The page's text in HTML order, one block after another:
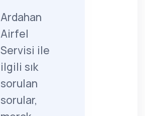
Ardahan
Airfel
Servisi ile
ilgili sık
sorulan
sorular,